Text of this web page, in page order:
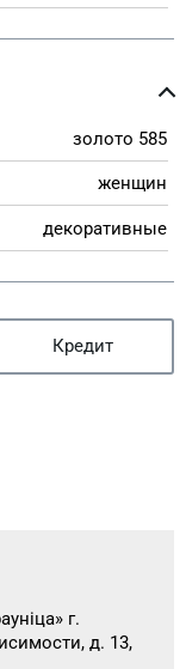
золото 585
женщин
декоративные
Кредит
г.
д. 13,